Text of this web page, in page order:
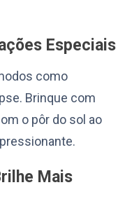
Especiais
como
Brinque com
o pôr do sol ao
Mais